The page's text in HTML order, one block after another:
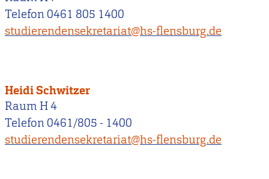
Telefon 0461 805 1400
studierendensekretariat@hs-flensburg.de
Heidi Schwitzer
Raum H 4
Telefon 0461/805 - 1400
studierendensekretariat@hs-flensburg.de